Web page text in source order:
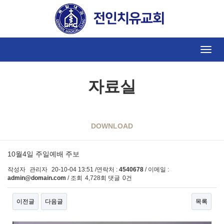
Toggle
자료실
DOWNLOAD
10월4일 주일예배 주보
작성자 관리자 20-10-04 13:51 /연락처 : 4540678 / 이메일 :
admin@domain.com / 조회 4,728회 댓글 0건
이전글 다음글 목록